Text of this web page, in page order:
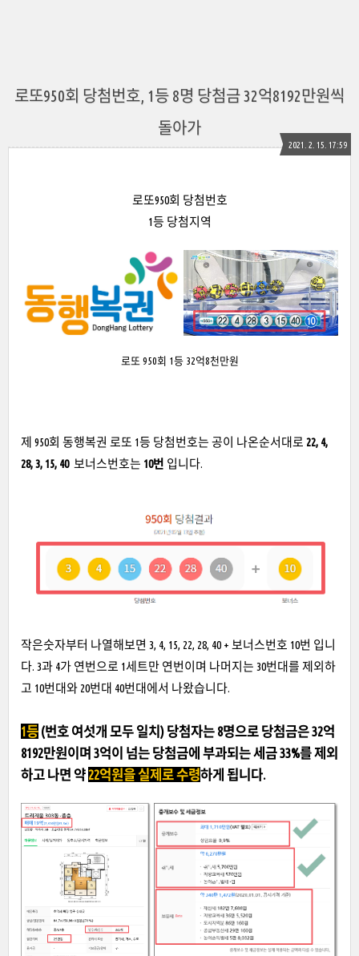
로또950회 당첨번호, 1등 8명 당첨금 32억8192만원씩
돌아가
2021. 2. 15. 17:59
로또950회 당첨번호
1등 당첨지역
로또 950회 1등 32억8천만원
제 950회 동행복권 로또 1등 당첨번호는 공이 나온순서대로 22, 4,
28, 3, 15, 40 보너스번호는 10번 입니다.
작은숫자부터 나열해보면 3, 4, 15, 22, 28, 40 + 보너스번호 10번 입니
다. 3과 4가 연번으로 1세트만 연번이며 나머지는 30번대를 제외하
고 10번대와 20번대 40번대에서 나왔습니다.
1등 (번호 여섯개 모두 일치) 당첨자는 8명으로 당첨금은 32억
8192만원이며 3억이 넘는 당첨금에 부과되는 세금 33%를 제외
하고 나면 약22억원을 실제로 수령하게 됩니다.